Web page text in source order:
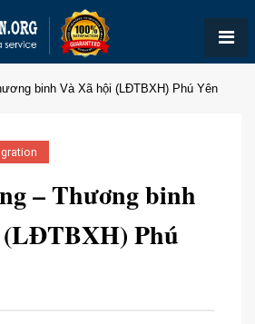
binh Và Xã hội (LĐTBXH) Phú Yên
– Thương binh
Phú